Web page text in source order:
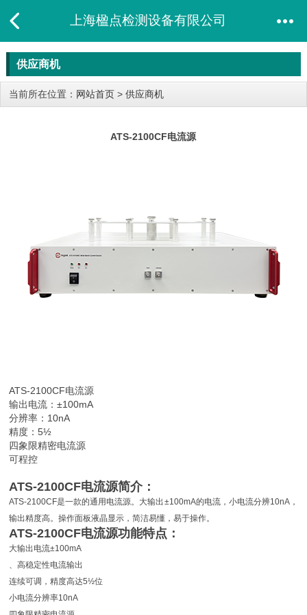
上海楹点检测设备有限公司
供应商机
当前所在位置： 网站首页 > 供应商机
ATS-2100CF电流源
ATS-2100CF电流源
输出电流：±100mA
分辨率：10nA
精度：5½
四象限精密电流源
可程控
ATS-2100CF电流源简介：
ATS-2100CF是一款的通用电流源。大输出±100mA的电流，小电流分辨10nA，
输出精度高。操作面板液晶显示，简洁易懂，易于操作。
ATS-2100CF电流源功能特点：
大输出电流±100mA
、高稳定性电流输出
连续可调，精度高达5½位
小电流分辨率10nA